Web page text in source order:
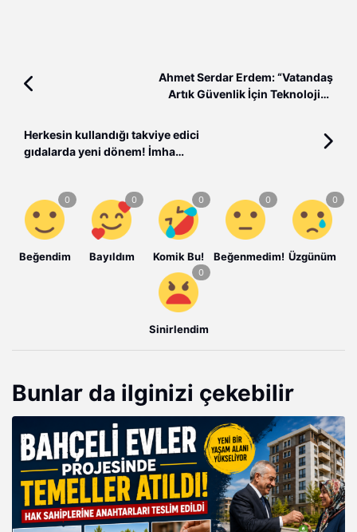
Ahmet Serdar Erdem: “Vatandaş
Artık Güvenlik İçin Teknolojiye
Herkesin kullandığı takviye edici
gıdalarda yeni dönem! İmha
Beğendim Bayıldım Komik Bu! Beğenmedim! Üzgünüm
Sinirlendim
Bunlar da ilginizi çekebilir